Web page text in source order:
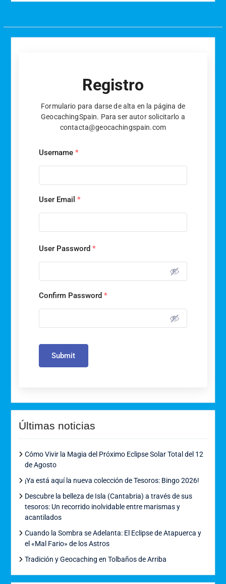
Registro
Formulario para darse de alta en la página de
GeocachingSpain. Para ser autor solicitarlo a
contacta@geocachingspain.com
Username *
User Email *
User Password *
Confirm Password *
Submit
Últimas noticias
Cómo Vivir la Magia del Próximo Eclipse Solar Total del 12
de Agosto
¡Ya está aquí la nueva colección de Tesoros: Bingo 2026!
Descubre la belleza de Isla (Cantabria) a través de sus
tesoros: Un recorrido inolvidable entre marismas y
acantilados
Cuando la Sombra se Adelanta: El Eclipse de Atapuerca y
el «Mal Fario» de los Astros
Tradición y Geocaching en Tolbaños de Arriba